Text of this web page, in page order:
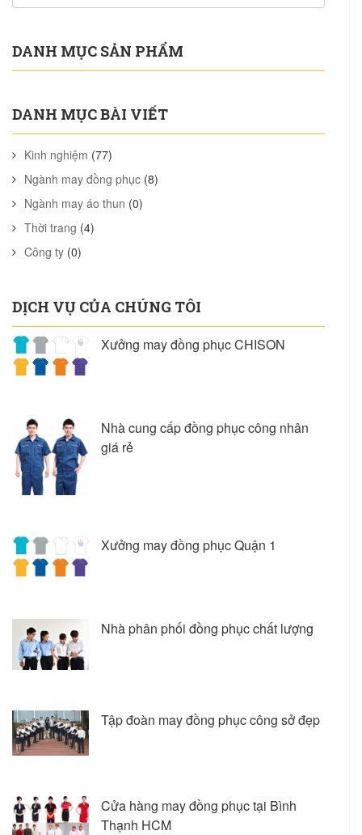
DANH MỤC SẢN PHẨM
DANH MỤC BÀI VIẾT
Kinh nghiệm (77)
Ngành may đồng phục (8)
Ngành may áo thun (0)
Thời trang (4)
Công ty (0)
DỊCH VỤ CỦA CHÚNG TÔI
Xưởng may đồng phục CHISON
Nhà cung cấp đồng phục công nhân
giá rẻ
Xưởng may đồng phục Quận 1
Nhà phân phối đồng phục chất lượng
Tập đoàn may đồng phục công sở đẹp
Cửa hàng may đồng phục tại Bình
Thạnh HCM